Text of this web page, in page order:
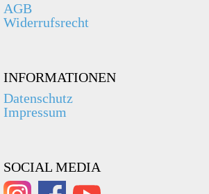
AGB
Widerrufsrecht
INFORMATIONEN
Datenschutz
Impressum
SOCIAL MEDIA